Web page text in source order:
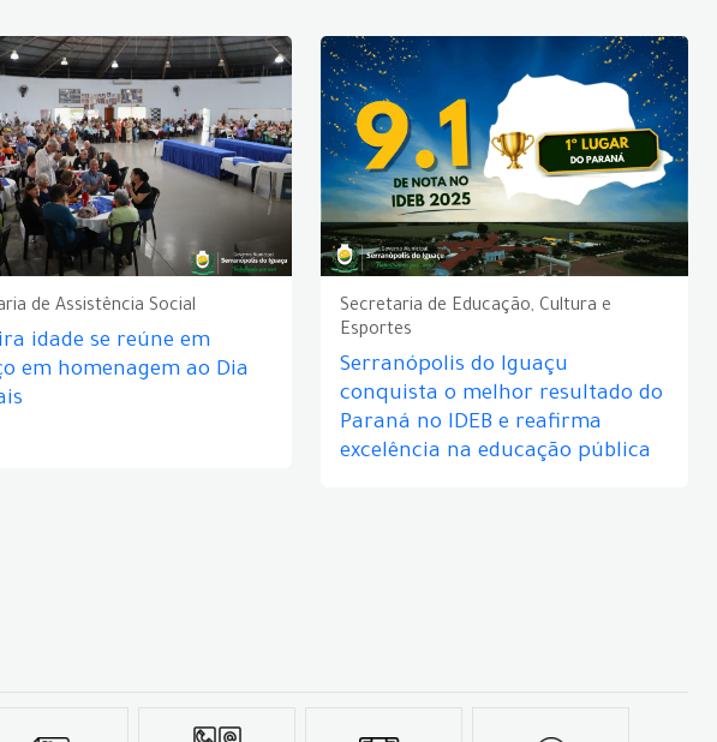
de Assistência Social
idade se reúne em
em homenagem ao Dia
Secretaria de Educação, Cultura e
Esportes
Serranópolis do Iguaçu
conquista o melhor resultado do
Paraná no IDEB e reafirma
excelência na educação pública